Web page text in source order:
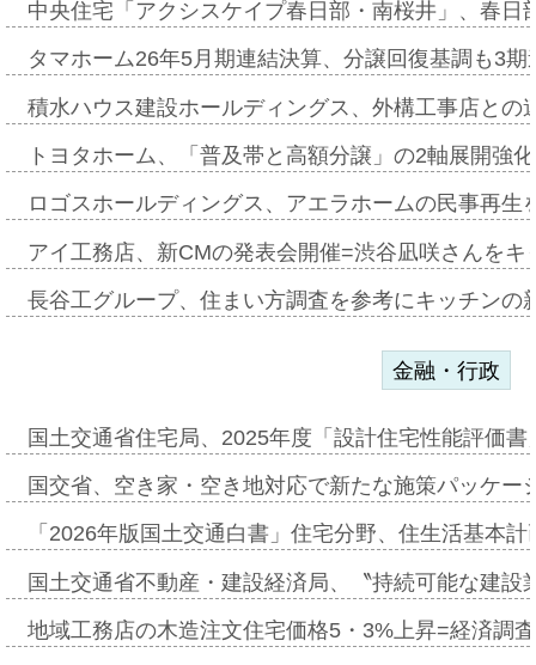
中央住宅「アクシスケイプ春日部・南桜井」、春
タマホーム26年5月期連結決算、分譲回復基調も3
積水ハウス建設ホールディングス、外構工事店と
トヨタホーム、「普及帯と高額分譲」の2軸展開強
ロゴスホールディングス、アエラホームの民事再
アイ工務店、新CMの発表会開催=渋谷凪咲さんを
長谷工グループ、住まい方調査を参考にキッチン
金融・行政
国土交通省住宅局、2025年度「設計住宅性能評価
国交省、空き家・空き地対応で新たな施策パッケ
「2026年版国土交通白書」住宅分野、住生活基本
国土交通省不動産・建設経済局、〝持続可能な建
地域工務店の木造注文住宅価格5・3%上昇=経済調